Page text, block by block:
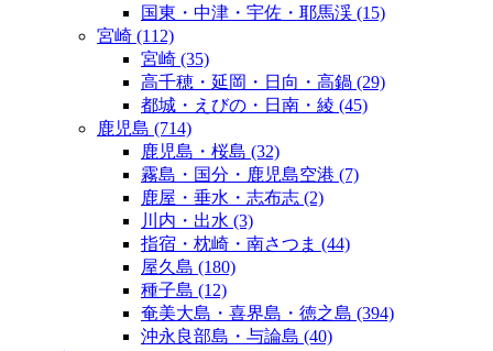
国東・中津・宇佐・耶馬渓 (15)
宮崎 (112)
宮崎 (35)
高千穂・延岡・日向・高鍋 (29)
都城・えびの・日南・綾 (45)
鹿児島 (714)
鹿児島・桜島 (32)
霧島・国分・鹿児島空港 (7)
鹿屋・垂水・志布志 (2)
川内・出水 (3)
指宿・枕崎・南さつま (44)
屋久島 (180)
種子島 (12)
奄美大島・喜界島・徳之島 (394)
沖永良部島・与論島 (40)